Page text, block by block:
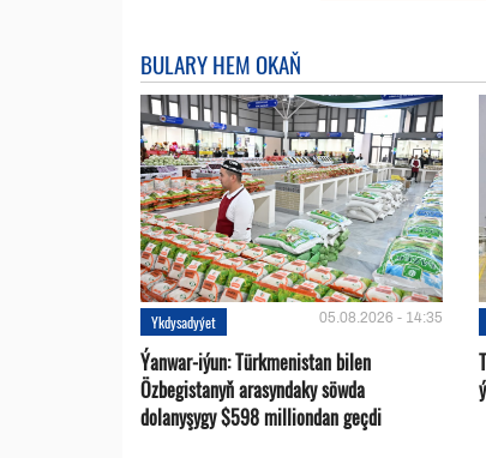
BULARY HEM OKAŇ
Ykdysadyýet 05.08.2026 - 14:35
Ýanwar-iýun: Türkmenistan bilen
Özbegistanyň arasyndaky söwda
dolanyşygy $598 milliondan geçdi